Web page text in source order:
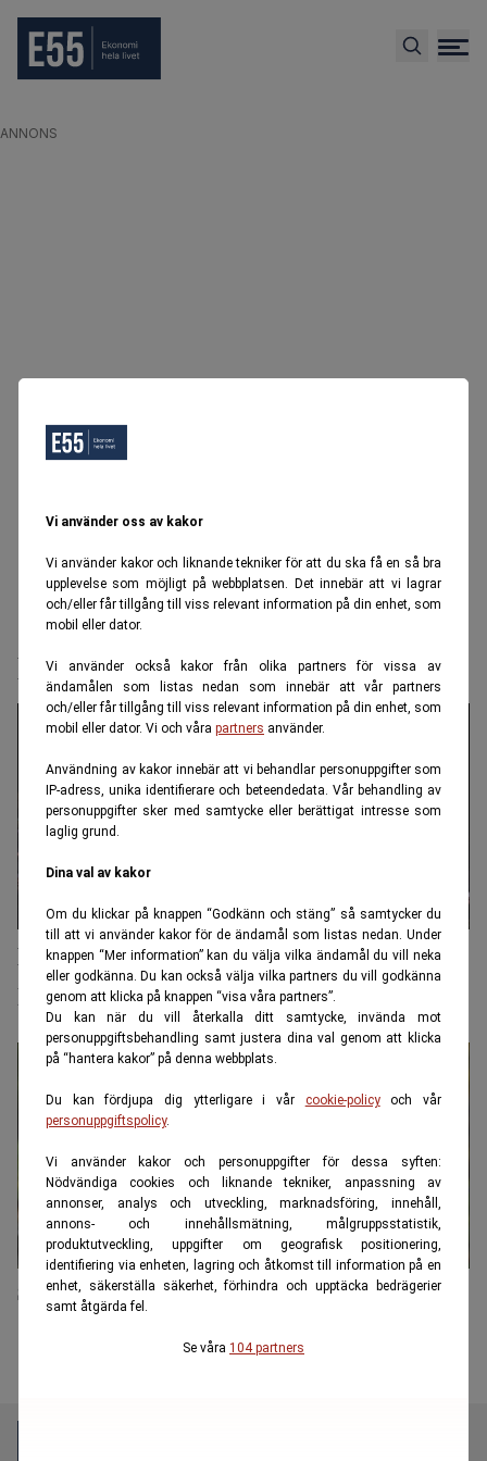
Vi använder oss av kakor
Vi använder kakor och liknande tekniker för att du ska få en så bra
upplevelse som möjligt på webbplatsen. Det innebär att vi lagrar
och/eller får tillgång till viss relevant information på din enhet, som
mobil eller dator.
Vi använder också kakor från olika partners för vissa av
ändamålen som listas nedan som innebär att vår partners
och/eller får tillgång till viss relevant information på din enhet, som
mobil eller dator. Vi och våra partners använder.
Användning av kakor innebär att vi behandlar personuppgifter som
IP-adress, unika identifierare och beteendedata. Vår behandling av
personuppgifter sker med samtycke eller berättigat intresse som
laglig grund.
Dina val av kakor
Om du klickar på knappen “Godkänn och stäng” så samtycker du
till att vi använder kakor för de ändamål som listas nedan. Under
knappen “Mer information” kan du välja vilka ändamål du vill neka
eller godkänna. Du kan också välja vilka partners du vill godkänna
genom att klicka på knappen “visa våra partners”.
Du kan när du vill återkalla ditt samtycke, invända mot
personuppgiftsbehandling samt justera dina val genom att klicka
på “hantera kakor” på denna webbplats.
Du kan fördjupa dig ytterligare i vår cookie-policyoch vår
personuppgiftspolicy.
Vi använder kakor och personuppgifter för dessa syften:
Nödvändiga cookies och liknande tekniker, anpassning av
annonser, analys och utveckling, marknadsföring, innehåll,
annons- och innehållsmätning, målgruppsstatistik,
produktutveckling, uppgifter om geografisk positionering,
identifiering via enheten, lagring och åtkomst till information på en
enhet, säkerställa säkerhet, förhindra och upptäcka bedrägerier
samt åtgärda fel.
Se våra 104 partners
ANNONS
Pernilla Wahlgren
Pernilla Wahlgren: Jag satsar mina
pengar på boende
Så här mycket är Wahlgren-imperiet värt